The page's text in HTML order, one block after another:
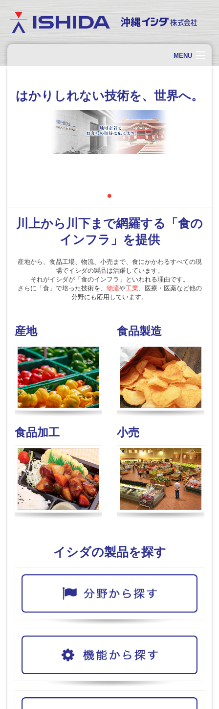
MENU
製品情報
ソリューション・事例
はかりしれない技術を、世界へ。
川上から川下まで網羅する「食の
インフラ」を提供
産地から、食品工場、物流、小売まで、食にかかわるすべての現
場でイシダの製品は活躍しています。
それがイシダが「食のインフラ」といわれる理由です。
さらに「食」で培った技術を、 物流や工業、医療・医薬など他の
分野にも応用しています。
産地 食品製造
食品加工 小売
イシダの製品を探す